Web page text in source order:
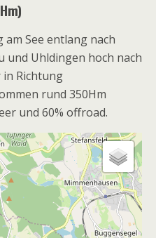
See entlang nach
und Uhldingen hoch nach
Richtung
rund 350Hm
und 60% offroad.